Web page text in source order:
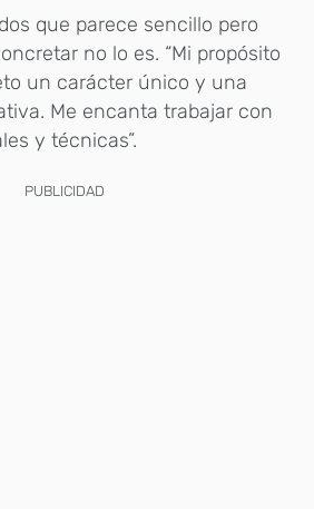
que parece sencillo pero
no lo es. “Mi propósito
un carácter único y una
Me encanta trabajar con
y técnicas”.
PUBLICIDAD